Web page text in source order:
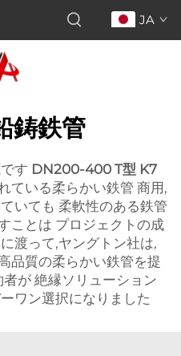
JA
鋳鉄管
す DN200-400 T型 K7
ている柔らかい鉄管 商用,
いても 柔軟性のある鉄管
ことは プロジェクトの成
渡って,ヤングトン社は,
品質の柔らかい鉄管を提
が 絶縁ソリューション
ワン選択になりました